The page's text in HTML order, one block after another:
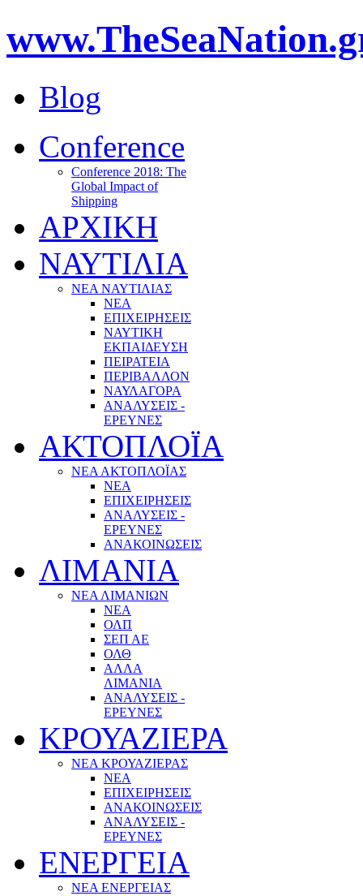
Blog
Conference
Conference 2018: The
Global Impact of
Shipping
ΑΡΧΙΚΗ
ΝΑΥΤΙΛΙΑ
ΝΕΑ ΝΑΥΤΙΛΙΑΣ
ΝΕΑ
ΕΠΙΧΕΙΡΗΣΕΙΣ
ΝΑΥΤΙΚΗ
ΕΚΠΑΙΔΕΥΣΗ
ΠΕΙΡΑΤΕΙΑ
ΠΕΡΙΒΑΛΛΟΝ
ΝΑΥΛΑΓΟΡΑ
ΑΝΑΛΥΣΕΙΣ -
ΕΡΕΥΝΕΣ
ΑΚΤΟΠΛΟΪΑ
ΝΕΑ ΑΚΤΟΠΛΟΪΑΣ
ΝΕΑ
ΕΠΙΧΕΙΡΗΣΕΙΣ
ΑΝΑΛΥΣΕΙΣ -
ΕΡΕΥΝΕΣ
ΑΝΑΚΟΙΝΩΣΕΙΣ
ΛΙΜΑΝΙΑ
ΝΕΑ ΛΙΜΑΝΙΩΝ
ΝΕΑ
ΟΛΠ
ΣΕΠ ΑΕ
ΟΛΘ
ΑΛΛΑ
ΛΙΜΑΝΙΑ
ΑΝΑΛΥΣΕΙΣ -
ΕΡΕΥΝΕΣ
ΚΡΟΥΑΖΙΕΡΑ
ΝΕΑ ΚΡΟΥΑΖΙΕΡΑΣ
NEA
ΕΠΙΧΕΙΡΗΣΕΙΣ
ΑΝΑΚΟΙΝΩΣΕΙΣ
ΑΝΑΛΥΣΕΙΣ -
ΕΡΕΥΝΕΣ
ΕΝΕΡΓΕΙΑ
ΝΕΑ ΕΝΕΡΓΕΙΑΣ